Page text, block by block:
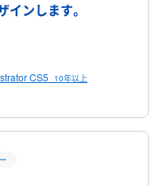
インします。
CS5 10年以上